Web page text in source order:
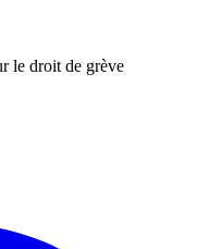
le droit de grève